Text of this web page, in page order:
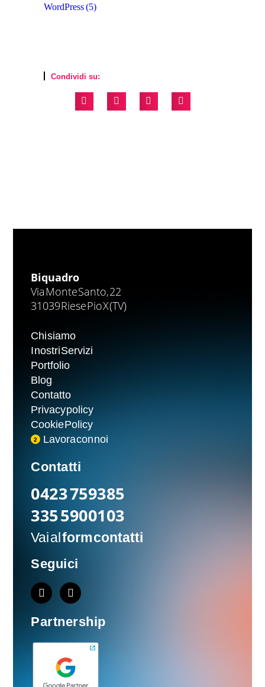
WordPress(5)
Condividi su:
Biquadro
Via Monte Santo, 22
31039 Riese Pio X (TV)
Chi siamo
I nostri Servizi
Portfolio
Blog
Contatto
Privacy policy
Cookie Policy
2 Lavora con noi
Contatti
0423 759385
335 5900103
Vai alform contatti
Seguici
Partnership